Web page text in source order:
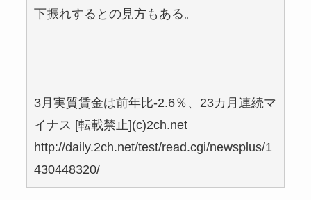
下振れするとの見方もある。
3月実質賃金は前年比‐2.6％、23カ月連続マ
イナス [転載禁止](c)2ch.net
http://daily.2ch.net/test/read.cgi/newsplus/1
430448320/